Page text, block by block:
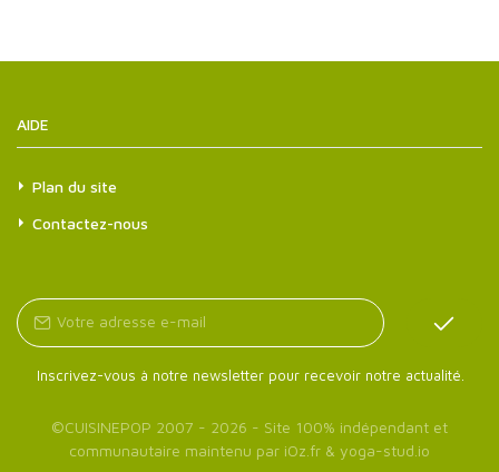
AIDE
Plan du site
Contactez-nous
Inscrivez-vous à notre newsletter pour recevoir notre actualité.
©CUISINEPOP 2007 - 2026 - Site 100% indépendant et
communautaire maintenu par iOz.fr & yoga-stud.io